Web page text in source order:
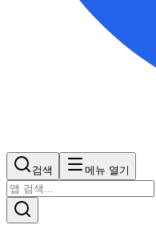
검색 메뉴 열기